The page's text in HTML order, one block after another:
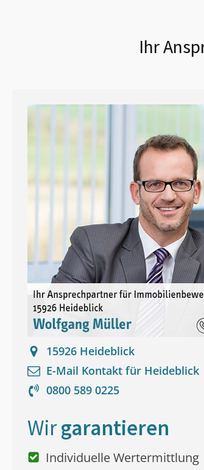
Ihr
15926 Heideblick
E-Mail Kontakt für Heideblick
0800 589 0225
Wirgarantieren
Individuelle Wertermittlung